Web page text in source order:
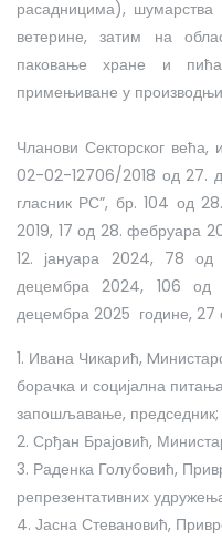
расадницима),
ветерине, затим на
паковање хране и
примењиване у
Чланови Секторског
02-02-12706/2018 од 27.
гласник РС”, бр. 104 од
2019, 17 од 28. фебруара
12. јануара 2024, 78
децембра 2024, 106 од
децембра 2025 године, 27
1. Ивана Чикарић,
борачка и социјална
запошљавање, председник;
2. Срђан Брајовић,
3. Раденка Голубовић,
репрезентативних
4. Јасна Стевановић,